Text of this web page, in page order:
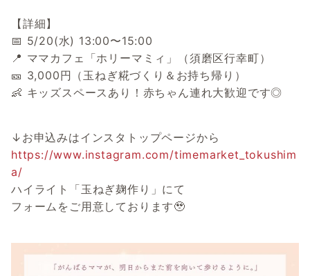
【詳細】
📅 5/20(水) 13:00〜15:00
📍 ママカフェ「ホリーマミィ」（須磨区行幸町）
🎫 3,000円（玉ねぎ糀づくり＆お持ち帰り）
👶 キッズスペースあり！赤ちゃん連れ大歓迎です◎
↓お申込みはインスタトップページから
https://www.instagram.com/timemarket_tokushim
a/
ハイライト「玉ねぎ麹作り」にて
フォームをご用意しております🥹